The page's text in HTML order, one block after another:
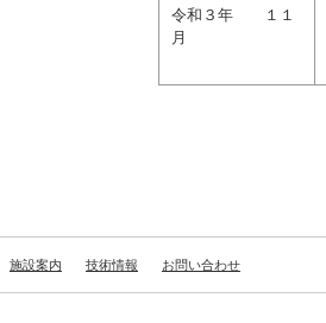
令和３年 １１
月
施設案内 技術情報 お問い合わせ